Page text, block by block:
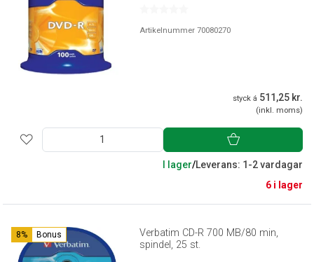
Artikelnummer 70080270
styck á 511,25 kr.
(inkl. moms)
I lager/Leverans: 1-2 vardagar
6 i lager
8% Bonus
Verbatim CD-R 700 MB/80 min,
spindel, 25 st.